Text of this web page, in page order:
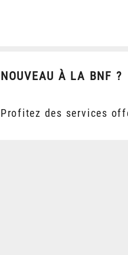
NOUVEAU À LA BNF ?
Profitez des services